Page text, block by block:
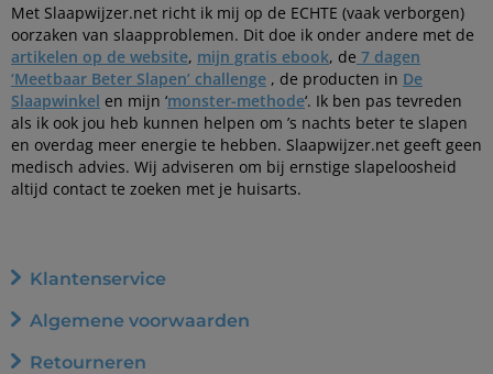
Met Slaapwijzer.net richt ik mij op de ECHTE (vaak verborgen)
oorzaken van slaapproblemen. Dit doe ik onder andere met de
artikelen op de website, mijn gratis ebook, de 7 dagen
‘Meetbaar Beter Slapen’ challenge , de producten in De
Slaapwinkel en mijn ‘monster-methode‘. Ik ben pas tevreden
als ik ook jou heb kunnen helpen om ’s nachts beter te slapen
en overdag meer energie te hebben. Slaapwijzer.net geeft geen
medisch advies. Wij adviseren om bij ernstige slapeloosheid
altijd contact te zoeken met je huisarts.
Klantenservice
Algemene voorwaarden
Retourneren